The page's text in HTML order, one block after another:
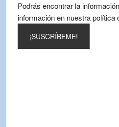
Podrás encontrar la
información en nuestra política